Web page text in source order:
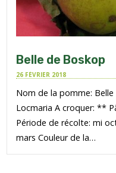
Belle de Boskop
26 FÉVRIER 2018
Nom de la pomme:
Locmaria A croquer: **
Période de récolte: mi
mars Couleur de la…